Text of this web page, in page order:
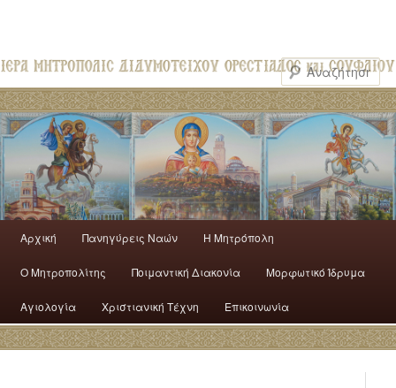
Αρχική Πανηγύρεις Ναών H Mητρόπολη
Ο Mητροπολίτης Ποιμαντική Διακονία Μορφωτικό Ίδρυμα
Αγιολογία Χριστιανική Τέχνη Επικοινωνία